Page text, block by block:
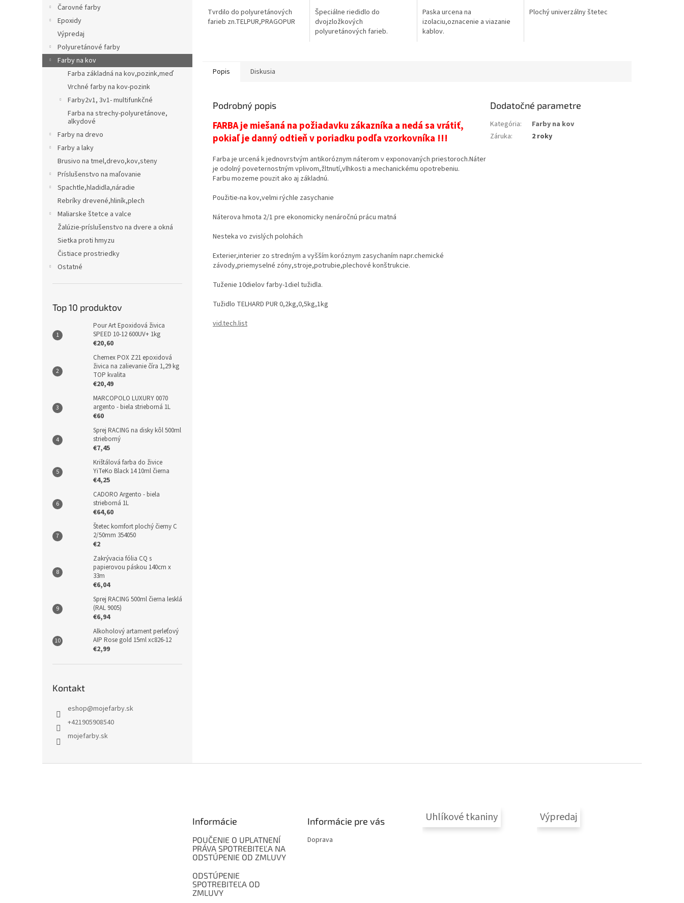
Čarovné farby
Epoxidy
Výpredaj
Polyuretánové farby
Farby na kov
Farba základná na kov,pozink,meď
Vrchné farby na kov-pozink
Farby2v1, 3v1- multifunkčné
Farba na strechy-polyuretánove,
alkydové
Farby na drevo
Farby a laky
Brusivo na tmel,drevo,kov,steny
Príslušenstvo na maľovanie
Spachtle,hladidla,náradie
Rebríky drevené,hliník,plech
Maliarske štetce a valce
Žalúzie-príslušenstvo na dvere a okná
Sietka proti hmyzu
Čistiace prostriedky
Ostatné
Top 10 produktov
Pour Art Epoxidová živica
SPEED 10-12 600UV+ 1kg
€20,60
Chemex POX Z21 epoxidová
živica na zalievanie číra 1,29 kg
TOP kvalita
€20,49
MARCOPOLO LUXURY 0070
argento - biela strieborná 1L
€60
Sprej RACING na disky kôl 500ml
strieborný
€7,45
Krištálová farba do živice
YiTeKo Black 14 10ml čierna
€4,25
CADORO Argento - biela
strieborná 1L
€64,60
Štetec komfort plochý čierny C
2/50mm 354050
€2
Zakrývacia fólia CQ s
papierovou páskou 140cm x
33m
€6,04
Sprej RACING 500ml čierna lesklá
(RAL 9005)
€6,94
Alkoholový artament perleťový
AIP Rose gold 15ml xc826-12
€2,99
Kontakt
eshop@mojefarby.sk
+421905908540
mojefarby.sk
Tvrdilo do polyuretánových
farieb zn.TELPUR,PRAGOPUR
Špeciálne riedidlo do
dvojzložkových
polyuretánových farieb.
Paska urcena na
izolaciu,oznacenie a viazanie
kablov.
Plochý univerzálny štetec
Popis Diskusia
Podrobný popis
FARBA je miešaná na požiadavku zákazníka a nedá sa vrátiť,
pokiaľ je danný odtieň v poriadku podľa vzorkovníka !!!
Farba je urcená k jednovrstvým antikoróznym náterom v exponovaných priestoroch.Náter
je odolný poveternostným vplivom,žltnutí,vlhkosti a mechanickému opotrebeniu.
Farbu mozeme pouzit ako aj základnú.
Použitie-na kov,velmi rýchle zasychanie
Náterova hmota 2/1 pre ekonomicky nenáročnú prácu matná
Nesteka vo zvislých polohách
Exterier,interier zo stredným a vyšším koróznym zasychaním napr.chemické
závody,priemyselné zóny,stroje,potrubie,plechové konštrukcie.
Tuženie 10dielov farby-1diel tužidla.
Tužidlo TELHARD PUR 0,2kg,0,5kg,1kg
vid.tech.list
Dodatočné parametre
Kategória:
Farby na kov
Záruka: 2 roky
Informácie
POUČENIE O UPLATNENÍ
PRÁVA SPOTREBITEĽA NA
ODSTÚPENIE OD ZMLUVY
ODSTÚPENIE
SPOTREBITEĽA OD
ZMLUVY
Informácie pre vás
Doprava
Uhlíkové tkaniny Výpredaj